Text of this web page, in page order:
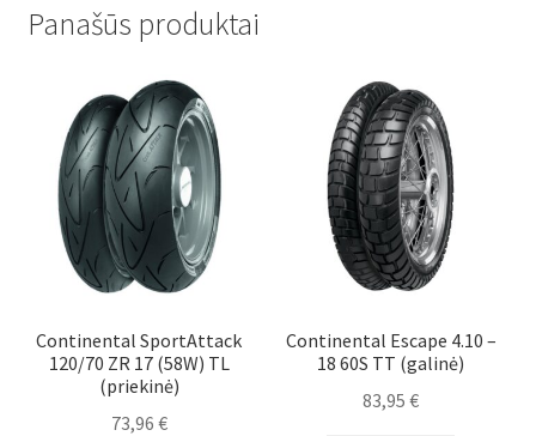
Panašūs produktai
Continental SportAttack
120/70 ZR 17 (58W) TL
(priekinė)
73,96 €
Continental Escape 4.10 –
18 60S TT (galinė)
83,95€